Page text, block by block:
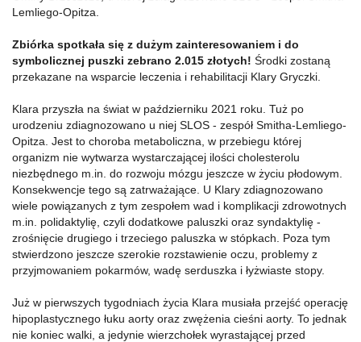
Lemliego-Opitza.
Zbiórka spotkała się z dużym zainteresowaniem i do
symbolicznej puszki zebrano 2.015 złotych! Środki zostaną
przekazane na wsparcie leczenia i rehabilitacji Klary Gryczki.
Klara przyszła na świat w październiku 2021 roku. Tuż po
urodzeniu zdiagnozowano u niej SLOS - zespół Smitha-Lemliego-
Opitza. Jest to choroba metaboliczna, w przebiegu której
organizm nie wytwarza wystarczającej ilości cholesterolu
niezbędnego m.in. do rozwoju mózgu jeszcze w życiu płodowym.
Konsekwencje tego są zatrważające. U Klary zdiagnozowano
wiele powiązanych z tym zespołem wad i komplikacji zdrowotnych
m.in. polidaktylię, czyli dodatkowe paluszki oraz syndaktylię -
zrośnięcie drugiego i trzeciego paluszka w stópkach. Poza tym
stwierdzono jeszcze szerokie rozstawienie oczu, problemy z
przyjmowaniem pokarmów, wadę serduszka i łyżwiaste stopy.
Już w pierwszych tygodniach życia Klara musiała przejść operację
hipoplastycznego łuku aorty oraz zwężenia cieśni aorty. To jednak
nie koniec walki, a jedynie wierzchołek wyrastającej przed